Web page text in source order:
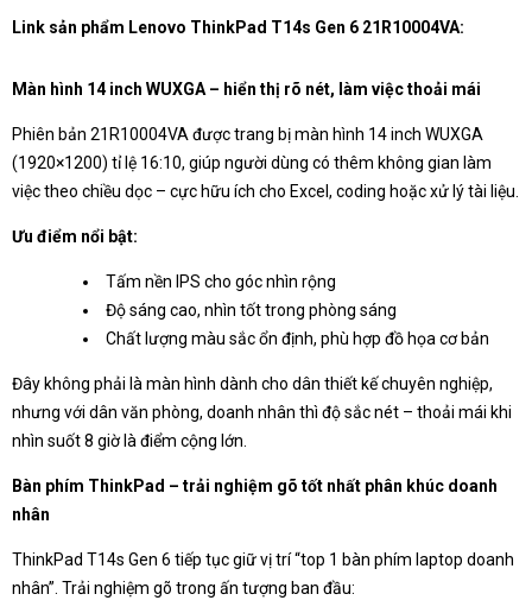
Link sản phẩm Lenovo ThinkPad T14s Gen 6 21R10004VA:
Màn hình 14 inch WUXGA – hiển thị rõ nét, làm việc thoải mái
Phiên bản 21R10004VA được trang bị màn hình 14 inch WUXGA
(1920×1200) tỉ lệ 16:10, giúp người dùng có thêm không gian làm
việc theo chiều dọc – cực hữu ích cho Excel, coding hoặc xử lý tài liệu.
Ưu điểm nổi bật:
Tấm nền IPS cho góc nhìn rộng
Độ sáng cao, nhìn tốt trong phòng sáng
Chất lượng màu sắc ổn định, phù hợp đồ họa cơ bản
Đây không phải là màn hình dành cho dân thiết kế chuyên nghiệp,
nhưng với dân văn phòng, doanh nhân thì độ sắc nét – thoải mái khi
nhìn suốt 8 giờ là điểm cộng lớn.
Bàn phím ThinkPad – trải nghiệm gõ tốt nhất phân khúc doanh
nhân
ThinkPad T14s Gen 6 tiếp tục giữ vị trí “top 1 bàn phím laptop doanh
nhân”. Trải nghiệm gõ trong ấn tượng ban đầu: